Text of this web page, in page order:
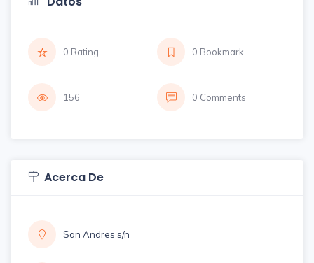
0 Rating 0 Bookmark
156 0 Comments
Acerca De
San Andres s/n